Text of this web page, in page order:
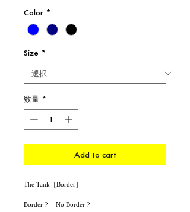
Color *
Size *
数量 *
Add to cart
The Tank［Border］
Border？ No Border？